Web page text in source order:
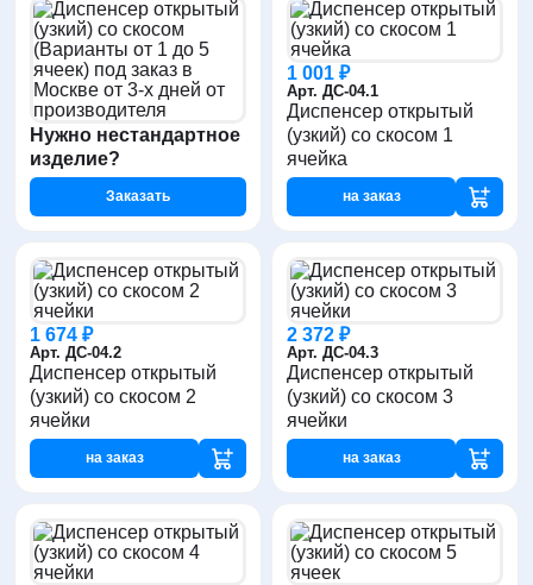
Нужно нестандартное
изделие?
Заказать
1 001 ₽
Арт. ДС-04.1
Диспенсер открытый
(узкий) со скосом 1
ячейка
на заказ
1 674 ₽
Арт. ДС-04.2
Диспенсер открытый
(узкий) со скосом 2
ячейки
на заказ
2 372 ₽
Арт. ДС-04.3
Диспенсер открытый
(узкий) со скосом 3
ячейки
на заказ